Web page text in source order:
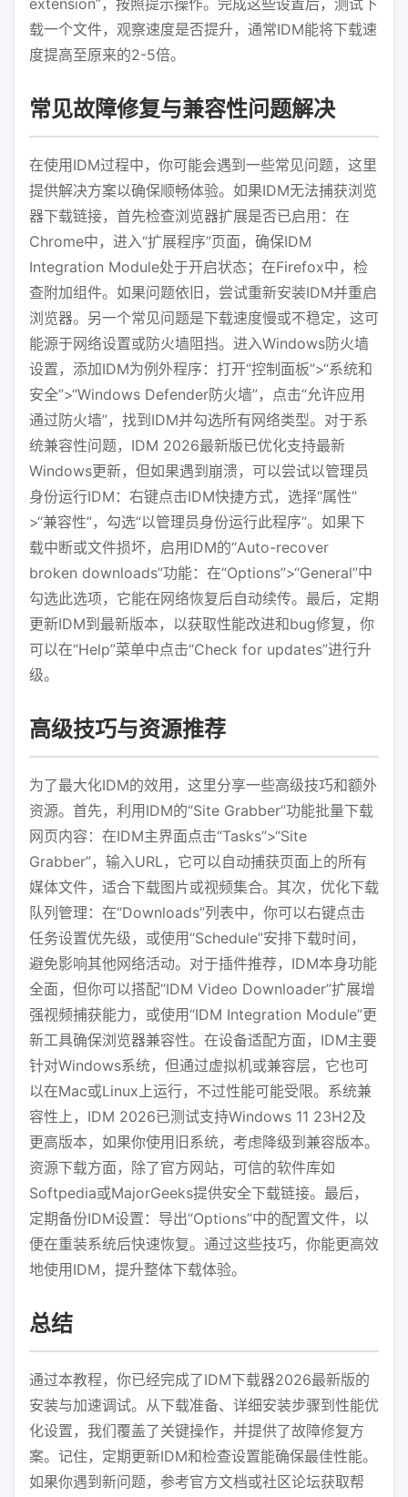
extension”，按照提示操作。完成这些设置后，测试下
载一个文件，观察速度是否提升，通常IDM能将下载速
度提高至原来的2-5倍。
常见故障修复与兼容性问题解决
在使用IDM过程中，你可能会遇到一些常见问题，这里
提供解决方案以确保顺畅体验。如果IDM无法捕获浏览
器下载链接，首先检查浏览器扩展是否已启用：在
Chrome中，进入“扩展程序”页面，确保IDM
Integration Module处于开启状态；在Firefox中，检
查附加组件。如果问题依旧，尝试重新安装IDM并重启
浏览器。另一个常见问题是下载速度慢或不稳定，这可
能源于网络设置或防火墙阻挡。进入Windows防火墙
设置，添加IDM为例外程序：打开“控制面板”>“系统和
安全”>“Windows Defender防火墙”，点击“允许应用
通过防火墙”，找到IDM并勾选所有网络类型。对于系
统兼容性问题，IDM 2026最新版已优化支持最新
Windows更新，但如果遇到崩溃，可以尝试以管理员
身份运行IDM：右键点击IDM快捷方式，选择“属性”
>“兼容性”，勾选“以管理员身份运行此程序”。如果下
载中断或文件损坏，启用IDM的“Auto-recover
broken downloads”功能：在“Options”>“General”中
勾选此选项，它能在网络恢复后自动续传。最后，定期
更新IDM到最新版本，以获取性能改进和bug修复，你
可以在“Help”菜单中点击“Check for updates”进行升
级。
高级技巧与资源推荐
为了最大化IDM的效用，这里分享一些高级技巧和额外
资源。首先，利用IDM的“Site Grabber”功能批量下载
网页内容：在IDM主界面点击“Tasks”>“Site
Grabber”，输入URL，它可以自动捕获页面上的所有
媒体文件，适合下载图片或视频集合。其次，优化下载
队列管理：在“Downloads”列表中，你可以右键点击
任务设置优先级，或使用“Schedule”安排下载时间，
避免影响其他网络活动。对于插件推荐，IDM本身功能
全面，但你可以搭配“IDM Video Downloader”扩展增
强视频捕获能力，或使用“IDM Integration Module”更
新工具确保浏览器兼容性。在设备适配方面，IDM主要
针对Windows系统，但通过虚拟机或兼容层，它也可
以在Mac或Linux上运行，不过性能可能受限。系统兼
容性上，IDM 2026已测试支持Windows 11 23H2及
更高版本，如果你使用旧系统，考虑降级到兼容版本。
资源下载方面，除了官方网站，可信的软件库如
Softpedia或MajorGeeks提供安全下载链接。最后，
定期备份IDM设置：导出“Options”中的配置文件，以
便在重装系统后快速恢复。通过这些技巧，你能更高效
地使用IDM，提升整体下载体验。
总结
通过本教程，你已经完成了IDM下载器2026最新版的
安装与加速调试。从下载准备、详细安装步骤到性能优
化设置，我们覆盖了关键操作，并提供了故障修复方
案。记住，定期更新IDM和检查设置能确保最佳性能。
如果你遇到新问题，参考官方文档或社区论坛获取帮